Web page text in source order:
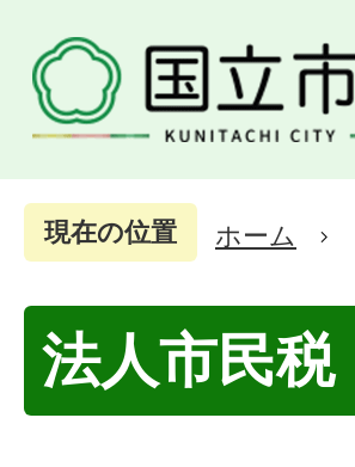
現在の位置 ホーム
法人市民税